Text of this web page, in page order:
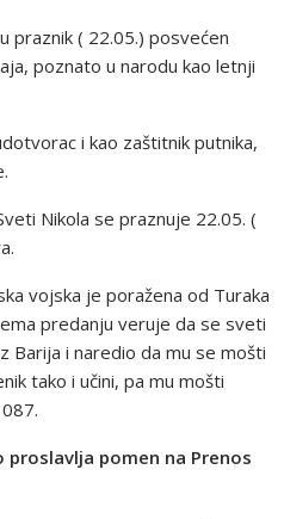
praznik ( 22.05.) posvećen
poznato u narodu kao letnji
i kao zaštitnik putnika,
Nikola se praznuje 22.05. (
vojska je poražena od Turaka
predanju veruje da se sveti
Barija i naredio da mu se mošti
tako i učini, pa mu mošti
proslavlja pomen na Prenos